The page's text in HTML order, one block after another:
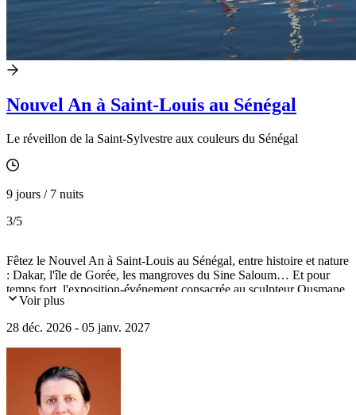
Nouvel An à Saint-Louis au Sénégal
Le réveillon de la Saint-Sylvestre aux couleurs du Sénégal
9 jours / 7 nuits
3/5
Fêtez le Nouvel An à Saint-Louis au Sénégal, entre histoire et nature
: Dakar, l'île de Gorée, les mangroves du Sine Saloum… Et pour
temps fort, l'exposition-événement consacrée au sculpteur Ousmane
Sow au Musée des Civilisations Noires.
Voir plus
28 déc. 2026 - 05 janv. 2027